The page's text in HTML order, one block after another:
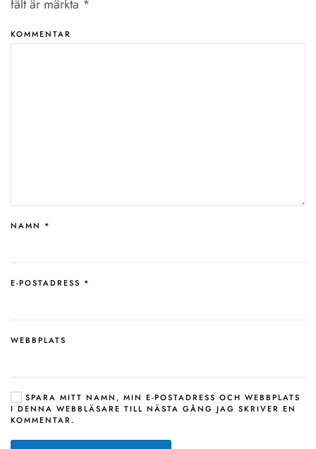
fält är märkta *
KOMMENTAR
NAMN *
E-POSTADRESS *
WEBBPLATS
SPARA MITT NAMN, MIN E-POSTADRESS OCH WEBBPLATS
I DENNA WEBBLÄSARE TILL NÄSTA GÅNG JAG SKRIVER EN
KOMMENTAR.